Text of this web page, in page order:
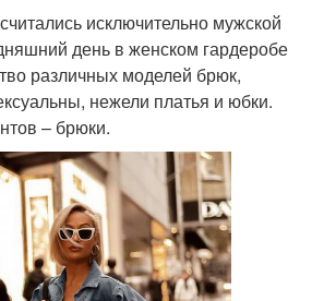
исключительно мужской
день в женском гардеробе
различных моделей брюк,
нежели платья и юбки.
– брюки.